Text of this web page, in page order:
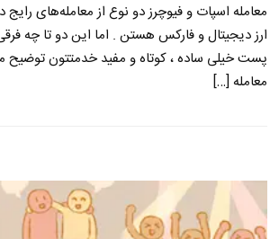
معامله اسپات و فیوچرز دو نوع از معامله‌های رایج
ارز دیجیتال و فارکس هستن . اما این دو تا چه
پست خیلی ساده ، کوتاه و مفید خدمتتون توضیح
معامله […]